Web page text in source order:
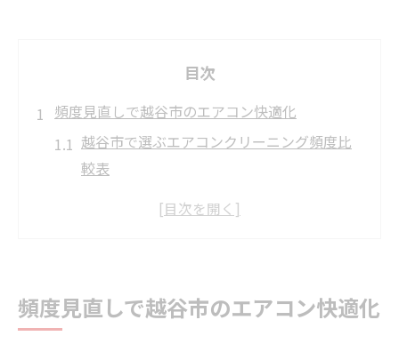
目次
頻度見直しで越谷市のエアコン快適化
越谷市で選ぶエアコンクリーニング頻度比
較表
エアコンクリーニング頻度を見直すメリッ
エアコンクリーニング相場と頻度の関係性
頻度見直しで越谷市のエアコン快適化